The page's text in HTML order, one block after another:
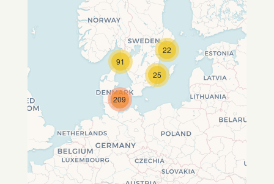
Travelers' Map wird geladen …
Wenn du dies siehst, nachdem
deine Seite vollständig geladen
wurde, fehlen leafletJS-Dateien.
22
25
209
91